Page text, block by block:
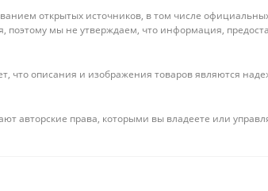
открытых источников, в том числе
поэтому мы не утверждаем, что информация,
что описания и изображения товаров являются
авторские права, которыми вы владеете или